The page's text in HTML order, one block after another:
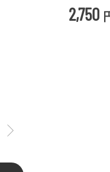
2,750